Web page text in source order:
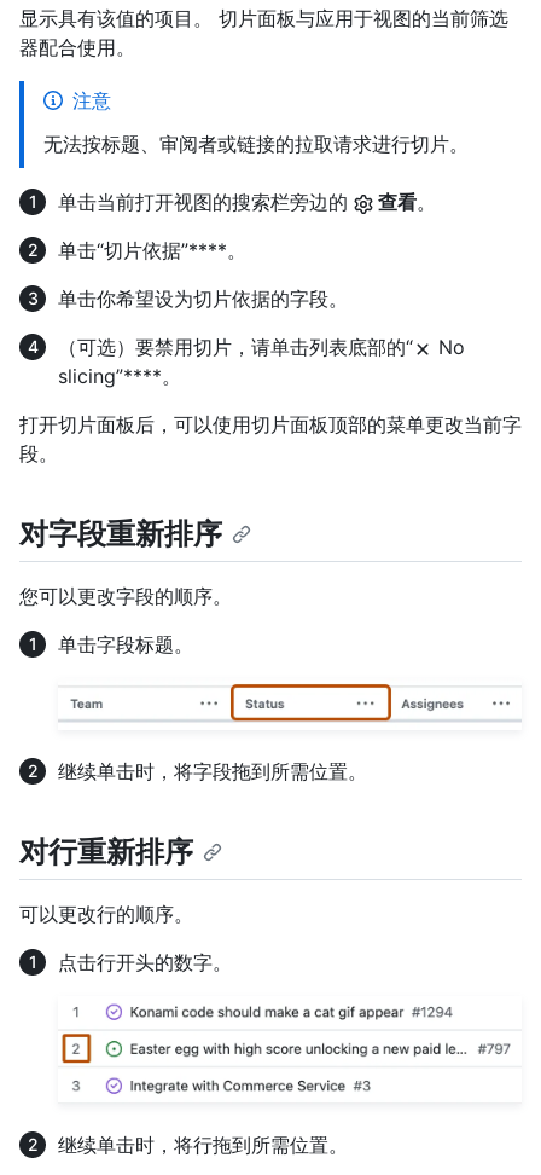
显示具有该值的项目。 切片面板与应用于视图的当前筛选
器配合使用。
注意
无法按标题、审阅者或链接的拉取请求进行切片。
单击当前打开视图的搜索栏旁边的 查看。
单击“切片依据”****。
单击你希望设为切片依据的字段。
（可选）要禁用切片，请单击列表底部的“
No
slicing”****。
打开切片面板后，可以使用切片面板顶部的菜单更改当前字
段。
对字段重新排序
您可以更改字段的顺序。
单击字段标题。
继续单击时，将字段拖到所需位置。
对行重新排序
可以更改行的顺序。
点击行开头的数字。
继续单击时，将行拖到所需位置。